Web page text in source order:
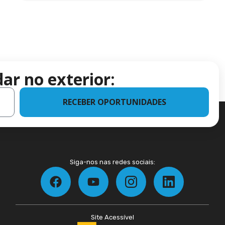
no exterior:
RECEBER OPORTUNIDADES
Siga-nos nas redes sociais:
Site Acessível